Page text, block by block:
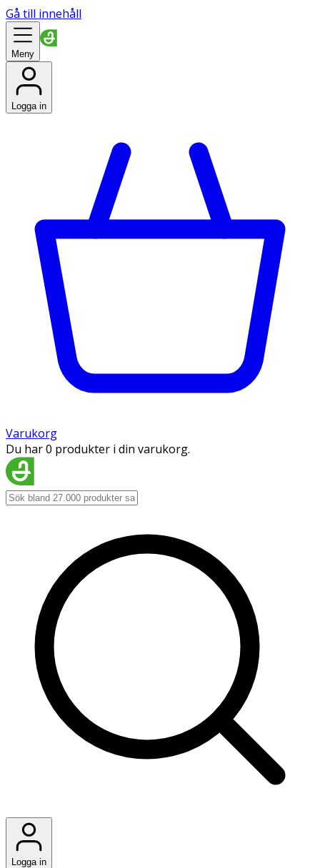
Gå till innehåll
Meny
Logga in
Varukorg
Du har 0 produkter i din varukorg.
Logga in